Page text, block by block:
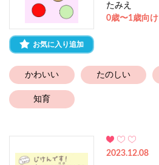
お気に入り追加
たみえ
0歳〜1歳向け
かわいい たのしい
知育
2023.12.08